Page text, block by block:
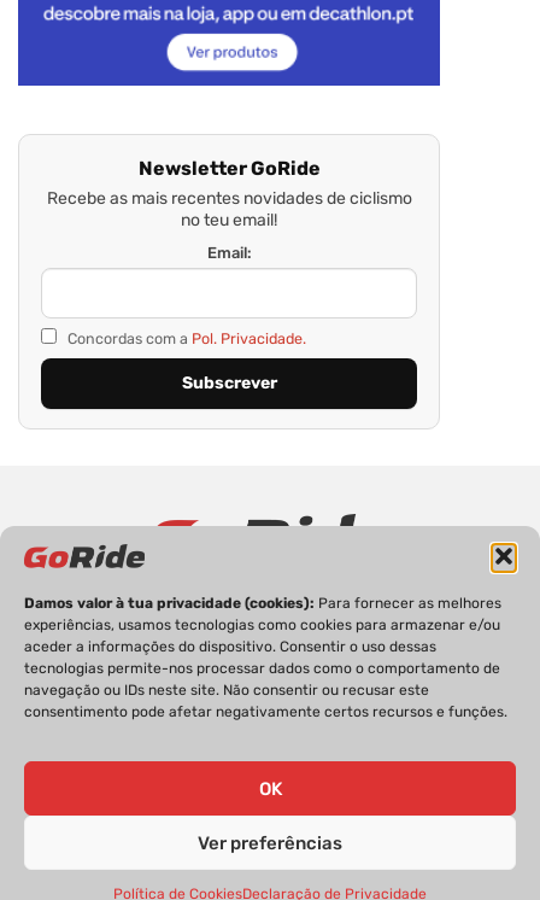
Damos valor à tua privacidade (cookies): Para fornecer as melhores
experiências, usamos tecnologias como cookies para armazenar e/ou
aceder a informações do dispositivo. Consentir o uso dessas
tecnologias permite-nos processar dados como o comportamento de
navegação ou IDs neste site. Não consentir ou recusar este
consentimento pode afetar negativamente certos recursos e funções.
OK
Ver preferências
Política de CookiesDeclaração de Privacidade
Newsletter GoRide
Recebe as mais recentes novidades de ciclismo
no teu email!
Email:
Concordas com a Pol. Privacidade.
PRIVACIDADE FICHA TÉCNICA
ESTATUTO EDITORIAL
POLÍTICA DE COOKIES
CONTACTOS